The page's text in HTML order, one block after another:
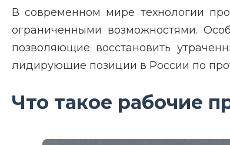
В современном мире технологии
ограниченными возможностями.
позволяющие восстановить
лидирующие позиции в России по
Что такое рабочие